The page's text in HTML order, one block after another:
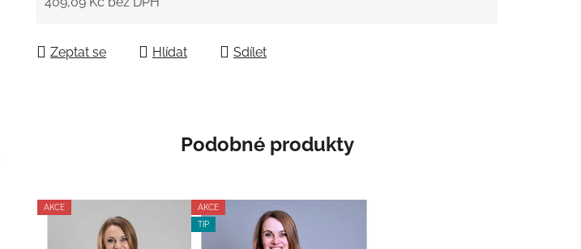
Zeptat se Hlídat Sdílet
Podobné produkty
AKCE
AKCE
TIP